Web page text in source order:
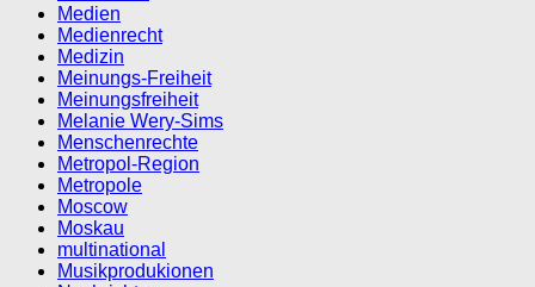
Medien
Medienrecht
Medizin
Meinungs-Freiheit
Meinungsfreiheit
Melanie Wery-Sims
Menschenrechte
Metropol-Region
Metropole
Moscow
Moskau
multinational
Musikprodukionen